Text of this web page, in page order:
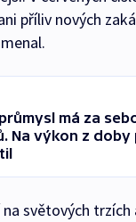
příliv nových
má za
Na výkon z
světových trzích